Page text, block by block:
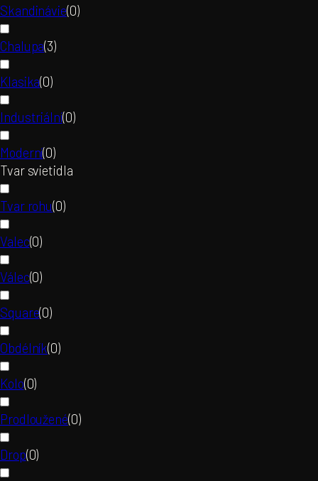
Skandinávie(0)
Chalupa(3)
Klasika(0)
Industriální(0)
Moderní(0)
Tvar svietidla
Tvar rohu(0)
Valec(0)
Válec(0)
Square(0)
Obdélník(0)
Kolo(0)
Prodloužené(0)
Drop(0)